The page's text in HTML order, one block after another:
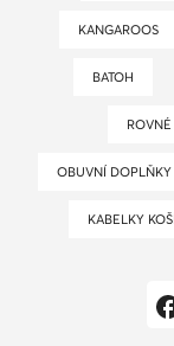
KANGAROOS
BATOH
OBUVNÍ DOPLŇKY
KABELKY